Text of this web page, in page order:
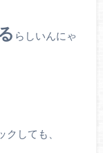
らしいんにゃ
しても、